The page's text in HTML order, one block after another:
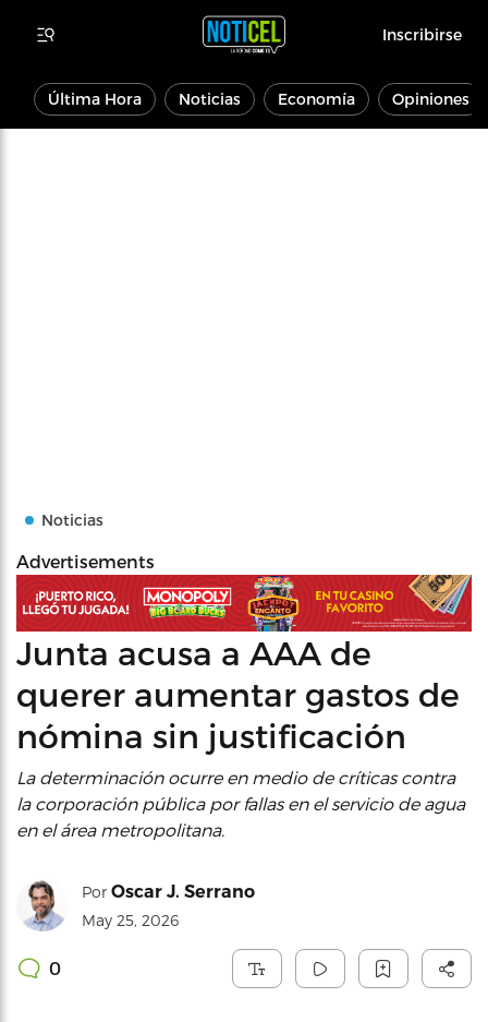
Inscribirse
Última Hora Noticias Economía Opiniones
Noticias
Advertisements
Junta acusa a AAA de
querer aumentar gastos de
nómina sin justificación
La determinación ocurre en medio de críticas contra
la corporación pública por fallas en el servicio de agua
en el área metropolitana.
Por Oscar J. Serrano
May 25, 2026
0